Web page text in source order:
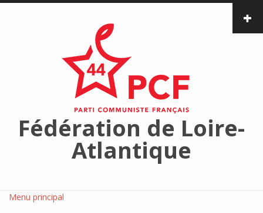
Aller au contenu principal
Fédération de Loire-
Atlantique
Menu principal